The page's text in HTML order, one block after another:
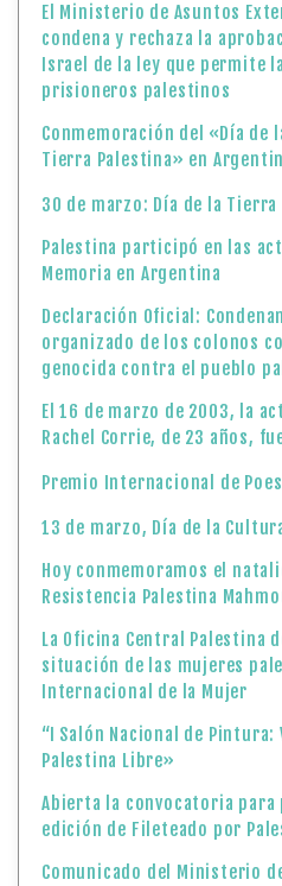
El Ministerio de Asuntos
condena y rechaza la
Israel de la ley que permite
prisioneros palestinos
Conmemoración del «Día de
Tierra Palestina» en
30 de marzo: Día de la Tierra
Palestina participó en las
Memoria en Argentina
Declaración Oficial:
organizado de los colonos
genocida contra el pueblo
El 16 de marzo de 2003, la
Rachel Corrie, de 23 años,
Premio Internacional de
13 de marzo, Día de la
Hoy conmemoramos el
Resistencia Palestina
La Oficina Central Palestina
situación de las mujeres
Internacional de la Mujer
“I Salón Nacional de
Palestina Libre»
Abierta la convocatoria
edición de Fileteado por
Comunicado del Ministerio